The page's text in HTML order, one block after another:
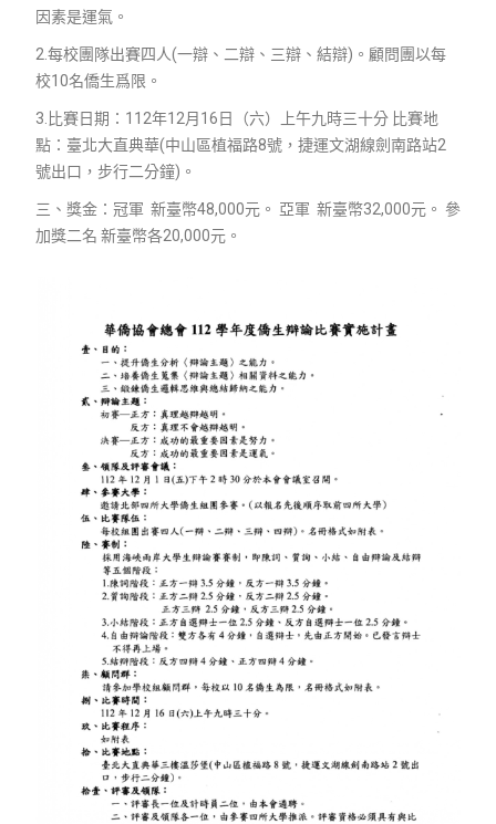
因素是運氣。
2.每校團隊出賽四人(一辯、二辯、三辯、結辯)。顧問團以每
校10名僑生爲限。
3.比賽日期：112年12月16日（六）上午九時三十分 比賽地
點：臺北大直典華(中山區植福路8號，捷運文湖線劍南路站2
號出口，步行二分鐘)。
三、獎金：冠軍 新臺幣48,000元。 亞軍 新臺幣32,000元。 參
加獎二名 新臺幣各20,000元。